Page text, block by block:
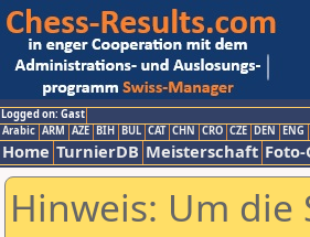
Logged on: Gast
Arabic ARM AZE BIH BUL CAT CHN CRO CZE DEN ENG
Home TurnierDB Meisterschaft
Hinweis: Um